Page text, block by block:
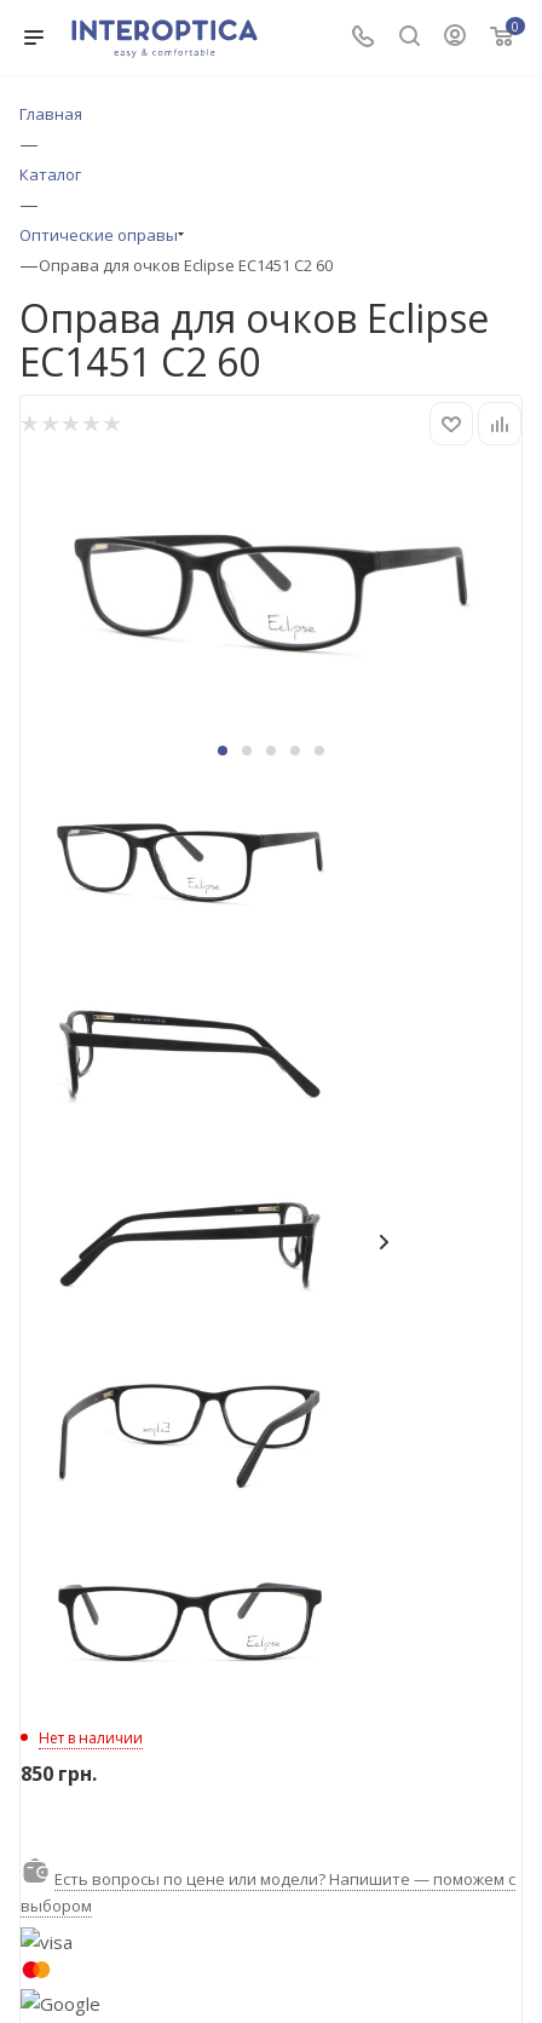
0
Главная
—
Каталог
—
Оптические оправы
—Оправа для очков Eclipse EC1451 C2 60
Оправа для очков Eclipse
EC1451 C2 60
Нет в наличии
850 грн.
Есть вопросы по цене или модели? Напишите — поможем с
выбором